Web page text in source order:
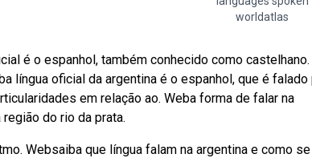
worldatlas
é o espanhol, também conhecido como castelhano.
língua oficial da argentina é o espanhol, que é falado
em relação ao. Weba forma de falar na
do rio da prata.
Websaiba que língua falam na argentina e como se